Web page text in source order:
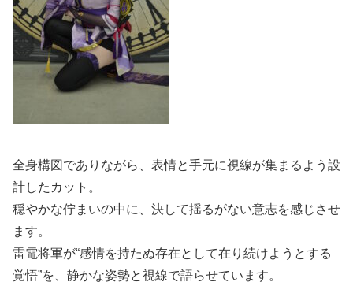
全身構図でありながら、表情と手元に視線が集まるよう設
計したカット。
穏やかな佇まいの中に、決して揺るがない意志を感じさせ
ます。
雷電将軍が“感情を持たぬ存在として在り続けようとする
覚悟”を、静かな姿勢と視線で語らせています。